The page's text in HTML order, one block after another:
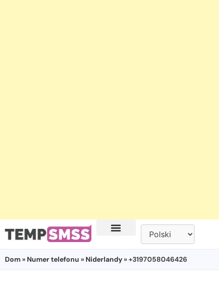
Dom » Numer telefonu » Niderlandy » +3197058046426